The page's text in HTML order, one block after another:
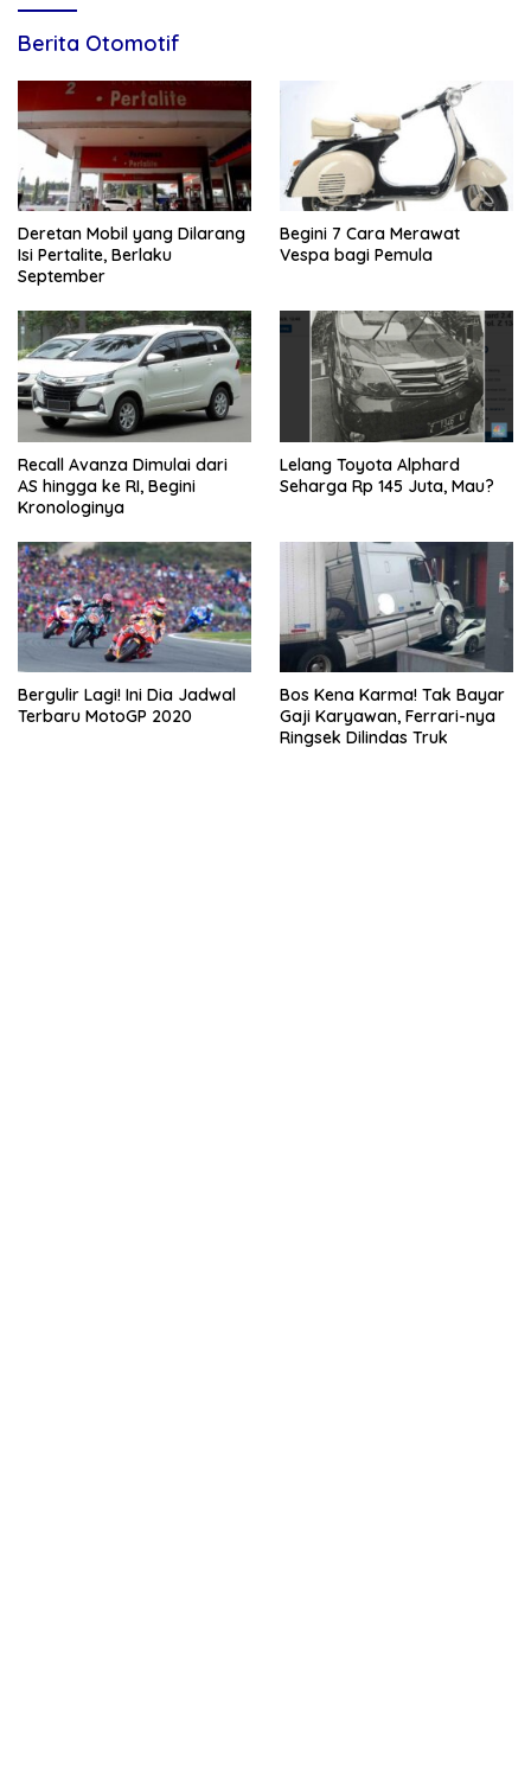
Berita Otomotif
Deretan Mobil yang Dilarang
Isi Pertalite, Berlaku
September
Begini 7 Cara Merawat
Vespa bagi Pemula
Recall Avanza Dimulai dari
AS hingga ke RI, Begini
Kronologinya
Lelang Toyota Alphard
Seharga Rp 145 Juta, Mau?
Bergulir Lagi! Ini Dia Jadwal
Terbaru MotoGP 2020
Bos Kena Karma! Tak Bayar
Gaji Karyawan, Ferrari-nya
Ringsek Dilindas Truk